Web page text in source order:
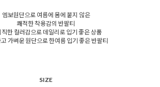
엠보원단으로 여름에 몸에 붙지 않은
쾌적한 착용감의 반팔티
직한 컬러감으로 데일리로 입기 좋은 상품
가벼운 원단으로 한여름 입기 좋은 반팔티
SIZE